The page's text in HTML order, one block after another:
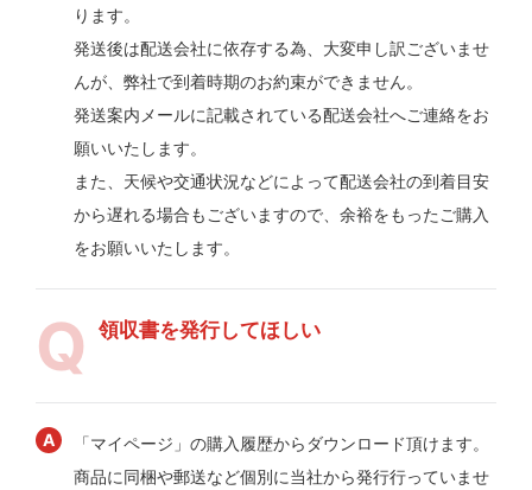
ります。
発送後は配送会社に依存する為、大変申し訳ございませ
んが、弊社で到着時期のお約束ができません。
発送案内メールに記載されている配送会社へご連絡をお
願いいたします。
また、天候や交通状況などによって配送会社の到着目安
から遅れる場合もございますので、余裕をもったご購入
をお願いいたします。
領収書を発行してほしい
「マイページ」の購入履歴からダウンロード頂けます。
商品に同梱や郵送など個別に当社から発行行っていませ